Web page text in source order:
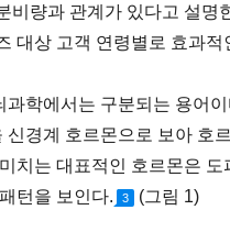
비량과 관계가 있다고 설명
대상 고객 연령별로 효과
학에서는 구분되는 용어
경계 호르몬으로 보아 호
치는 대표적인 호르몬은
턴을 보인다.
3 (그림 1)